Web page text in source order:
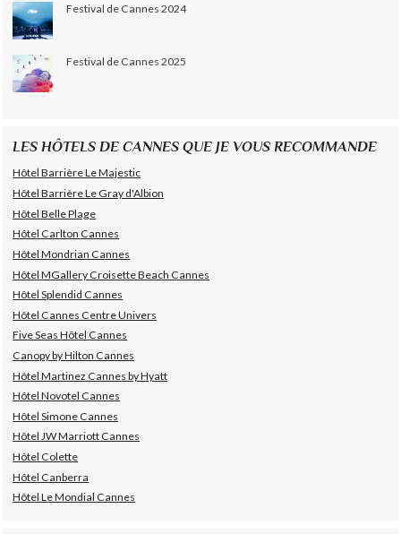
Festival de Cannes 2024
Festival de Cannes 2025
LES HÔTELS DE CANNES QUE JE VOUS RECOMMANDE
Hôtel Barrière Le Majestic
Hôtel Barrière Le Gray d'Albion
Hôtel Belle Plage
Hôtel Carlton Cannes
Hôtel Mondrian Cannes
Hôtel MGallery Croisette Beach Cannes
Hôtel Splendid Cannes
Hôtel Cannes Centre Univers
Five Seas Hôtel Cannes
Canopy by Hilton Cannes
Hôtel Martinez Cannes by Hyatt
Hôtel Novotel Cannes
Hôtel Simone Cannes
Hôtel JW Marriott Cannes
Hôtel Colette
Hôtel Canberra
Hôtel Le Mondial Cannes